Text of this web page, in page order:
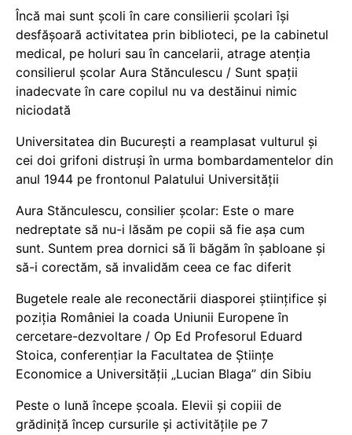
Încă mai sunt școli în care consilierii școlari își
desfășoară activitatea prin biblioteci, pe la cabinetul
medical, pe holuri sau în cancelarii, atrage atenția
consilierul școlar Aura Stănculescu / Sunt spații
inadecvate în care copilul nu va destăinui nimic
niciodată
Universitatea din București a reamplasat vulturul și
cei doi grifoni distruși în urma bombardamentelor din
anul 1944 pe frontonul Palatului Universității
Aura Stănculescu, consilier școlar: Este o mare
nedreptate să nu-i lăsăm pe copii să fie așa cum
sunt. Suntem prea dornici să îi băgăm în șabloane și
să-i corectăm, să invalidăm ceea ce fac diferit
Bugetele reale ale reconectării diasporei științifice și
poziția României la coada Uniunii Europene în
cercetare-dezvoltare / Op Ed Profesorul Eduard
Stoica, conferențiar la Facultatea de Științe
Economice a Universității „Lucian Blaga” din Sibiu
Peste o lună începe școala. Elevii și copiii de
grădiniță încep cursurile și activitățile pe 7